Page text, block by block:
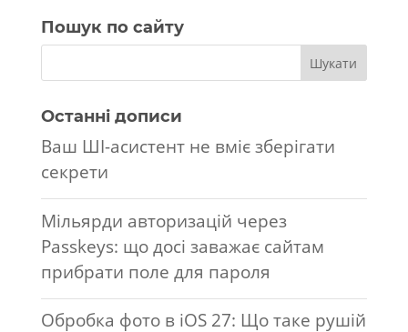
Пошук по сайту
Останні дописи
Ваш ШІ-асистент не вміє зберігати
секрети
Мільярди авторизацій через
Passkeys: що досі заважає сайтам
прибрати поле для пароля
Обробка фото в iOS 27: Що таке рушій